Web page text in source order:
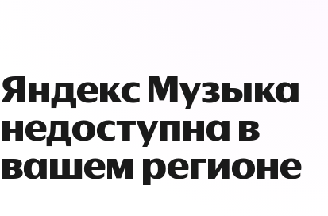
Яндекс Музыка
недоступна в
вашем регионе